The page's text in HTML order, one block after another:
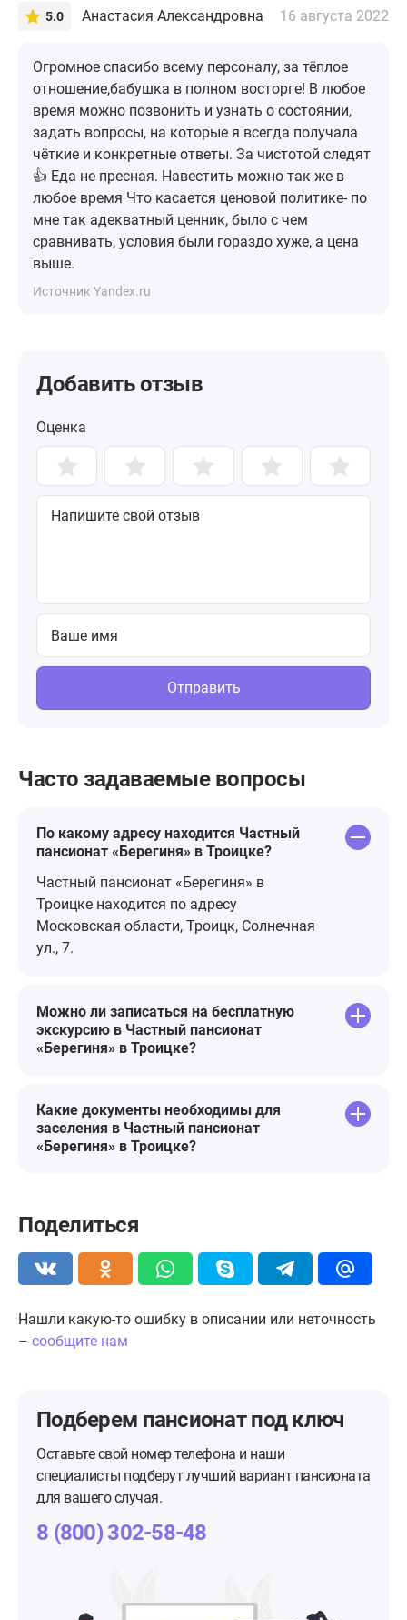
5.0 Анастасия Александровна 16 августа 2022
Огромное спасибо всему персоналу, за тёплое
отношение,бабушка в полном восторге! В любое
время можно позвонить и узнать о состоянии,
задать вопросы, на которые я всегда получала
чёткие и конкретные ответы. За чистотой следят
👍 Еда не пресная. Навестить можно так же в
любое время Что касается ценовой политике- по
мне так адекватный ценник, было с чем
сравнивать, условия были гораздо хуже, а цена
выше.
Источник Yandex.ru
Добавить отзыв
Оценка
Отправить
Часто задаваемые вопросы
По какому адресу находится Частный
пансионат «Берегиня» в Троицке?
Частный пансионат «Берегиня» в
Троицке находится по адресу
Московская области, Троицк, Солнечная
ул., 7.
Можно ли записаться на бесплатную
экскурсию в Частный пансионат
«Берегиня» в Троицке?
Какие документы необходимы для
заселения в Частный пансионат
«Берегиня» в Троицке?
Поделиться
Нашли какую-то ошибку в описании или неточность
– сообщите нам
Подберем пансионатпод ключ
Оставьте свой номер телефона и наши
специалисты подберут лучший вариант пансионата
для вашего случая.
8 (800) 302-58-48